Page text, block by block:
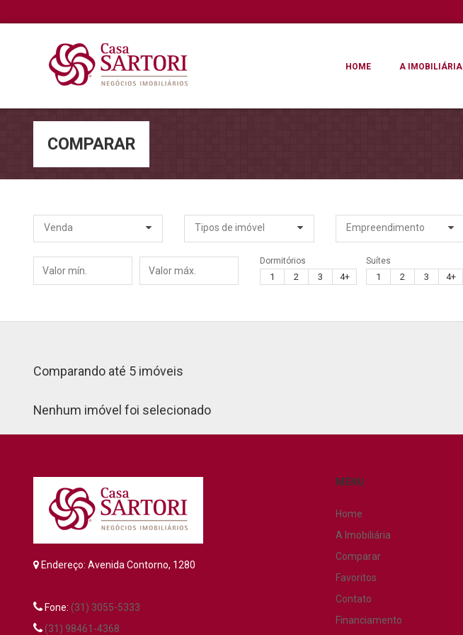
HOME A IMOBILIÁRIA
COMPARAR
Venda Tipos de imóvel Empreendimento
Valor
mín.
Valor
máx.
Dormitórios
1 2 3 4+
Suítes
1 2 3 4+
Comparando até 5 imóveis
Nenhum imóvel foi selecionado
Endereço: Avenida Contorno, 1280
Fone: (31) 3055-5333
(31) 98461-4368
MENU
Home
A Imobiliária
Comparar
Favoritos
Contato
Financiamento